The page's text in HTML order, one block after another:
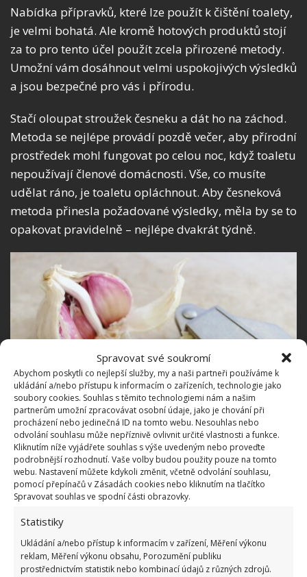
Spravovat své soukromí
Abychom poskytli co nejlepší služby, my a naši partneři používáme k
ukládání a/nebo přístupu k informacím o zařízeních, technologie jako
soubory cookies. Souhlas s těmito technologiemi nám a našim
partnerům umožní zpracovávat osobní údaje, jako je chování při
procházení nebo jedinečná ID na tomto webu. Nesouhlas nebo
odvolání souhlasu může nepříznivě ovlivnit určité vlastnosti a funkce.
Kliknutím níže vyjádřete souhlas s výše uvedeným nebo proveďte
podrobnější rozhodnutí. Vaše volby budou použity pouze na tomto
webu. Nastavení můžete kdykoli změnit, včetně odvolání souhlasu,
pomocí přepínačů v Zásadách cookies nebo kliknutím na tlačítko
Spravovat souhlas ve spodní části obrazovky.
Statistiky
Ukládání a/nebo přístup k informacím v zařízení, Měření výkonu
reklam, Měření výkonu obsahu, Porozumění publiku
prostřednictvím statistik nebo kombinací údajů z různých zdrojů.
Nabídka přípravků, které lze použít k čištění toalety,
je velmi bohatá. Ale kromě hotových produktů stojí
za to pro tento účel použít zcela přirozené metody.
Umožní vám dosáhnout velmi uspokojivých výsledků
a jsou bezpečné pro vás i přírodu.
Stačí oloupat stroužek česneku a dát ho na záchod.
Metoda se nejlépe provádí pozdě večer, aby přírodní
prostředek mohl fungovat po celou noc, když toaletu
nepoužívají členové domácnosti. Vše, co musíte
udělat ráno, je toaletu opláchnout. Aby česneková
metoda přinesla požadované výsledky, měla by se to
opakovat pravidelně – nejlépe dvakrát týdně.
Fotografie: Pixabay
Jak se zbavit žlutých skvrn
Pravidelné používání česneku vám také umožní
zbavit se žlutých skvrn, které se často tvoří na